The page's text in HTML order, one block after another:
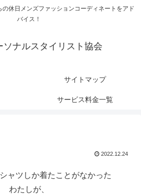
休日メンズファッションコーディネートをアド
バイス！
ソナルスタイリスト協会
サイトマップ
サービス料金一覧
2022.12.24
ャツしか着たことがなかった
わたしが、